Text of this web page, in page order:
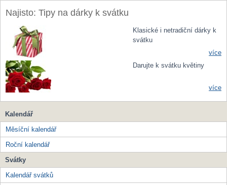
Najisto: Tipy na dárky k svátku
Klasické i netradiční dárky k
svátku
více
Darujte k svátku květiny
více
Kalendář
Měsíční kalendář
Roční kalendář
Svátky
Kalendář svátků